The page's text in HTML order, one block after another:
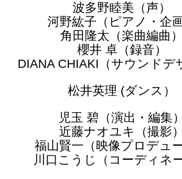
波多野睦美（声）
河野紘子（ピアノ・企
角田隆太（楽曲編曲
櫻井 卓（録音）
DIANA CHIAKI（サウンドデ
松井英理 (ダンス）
児玉 碧（演出・編集
近藤ナオユキ（撮影
福山賢一（映像プロデュ
川口こうじ（コーディネ